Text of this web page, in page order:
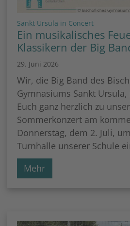
© Bischöfliches Gymnasium
Sankt Ursula in Concert:
Ein musikalisches
Klassikern der Big
29. Juni 2026
Wir, die Big Band des
Gymnasiums Sankt
Euch ganz herzlich zu
Sommerkonzert am
Donnerstag, dem 2. Juli,
Turnhalle unserer Schule
Mehr